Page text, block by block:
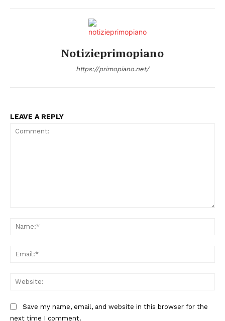
Notizieprimopiano
https://primopiano.net/
LEAVE A REPLY
Save my name, email, and website in this browser for the
next time I comment.